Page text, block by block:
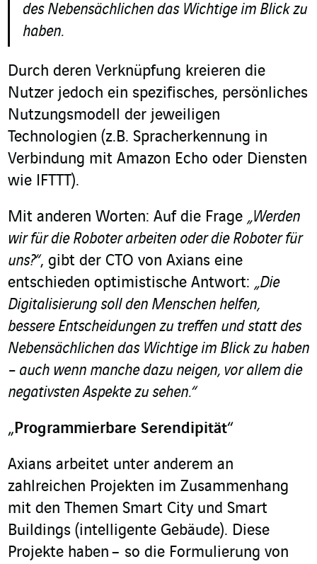
des Nebensächlichen das Wichtige im Blick zu
haben.
Durch deren Verknüpfung kreieren die
Nutzer jedoch ein spezifisches, persönliches
Nutzungsmodell der jeweiligen
Technologien (z.B. Spracherkennung in
Verbindung mit Amazon Echo oder Diensten
wie IFTTT).
Mit anderen Worten: Auf die Frage „Werden
wir für die Roboter arbeiten oder die Roboter für
uns?“, gibt der CTO von Axians eine
entschieden optimistische Antwort: „Die
Digitalisierung soll den Menschen helfen,
bessere Entscheidungen zu treffen und statt des
Nebensächlichen das Wichtige im Blick zu haben
– auch wenn manche dazu neigen, vor allem die
negativsten Aspekte zu sehen.“
„ Programmierbare Serendipität“
Axians arbeitet unter anderem an
zahlreichen Projekten im Zusammenhang
mit den Themen Smart City und Smart
Buildings (intelligente Gebäude). Diese
Projekte haben – so die Formulierung von